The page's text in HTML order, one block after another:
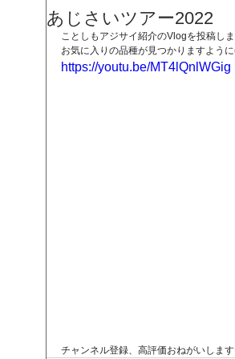
あじさいツアー2022
ことしもアジサイ紹介のVlogを投稿しま
お気に入りの品種が見つかりますよう
https://youtu.be/MT4lQnlWGig
チャンネル登録、高評価おねがいしま